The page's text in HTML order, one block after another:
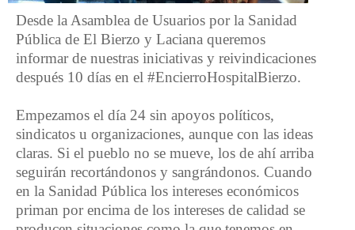
Desde la Asamblea de Usuarios por la Sanidad
Pública de El Bierzo y Laciana queremos
informar de nuestras iniciativas y reivindicaciones
después 10 días en el #EncierroHospitalBierzo.
Empezamos el día 24 sin apoyos políticos,
sindicatos u organizaciones, aunque con las ideas
claras. Si el pueblo no se mueve, los de ahí arriba
seguirán recortándonos y sangrándonos. Cuando
en la Sanidad Pública los intereses económicos
priman por encima de los intereses de calidad se